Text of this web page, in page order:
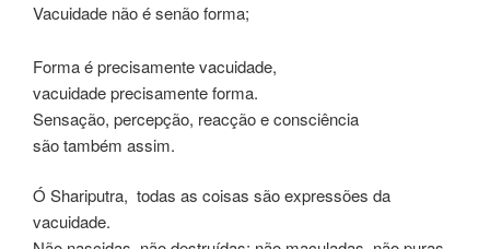
Vacuidade não é senão forma;
Forma é precisamente vacuidade,
vacuidade precisamente forma.
Sensação, percepção, reacção e consciência
são também assim.
Ó Shariputra, todas as coisas são expressões da
vacuidade.